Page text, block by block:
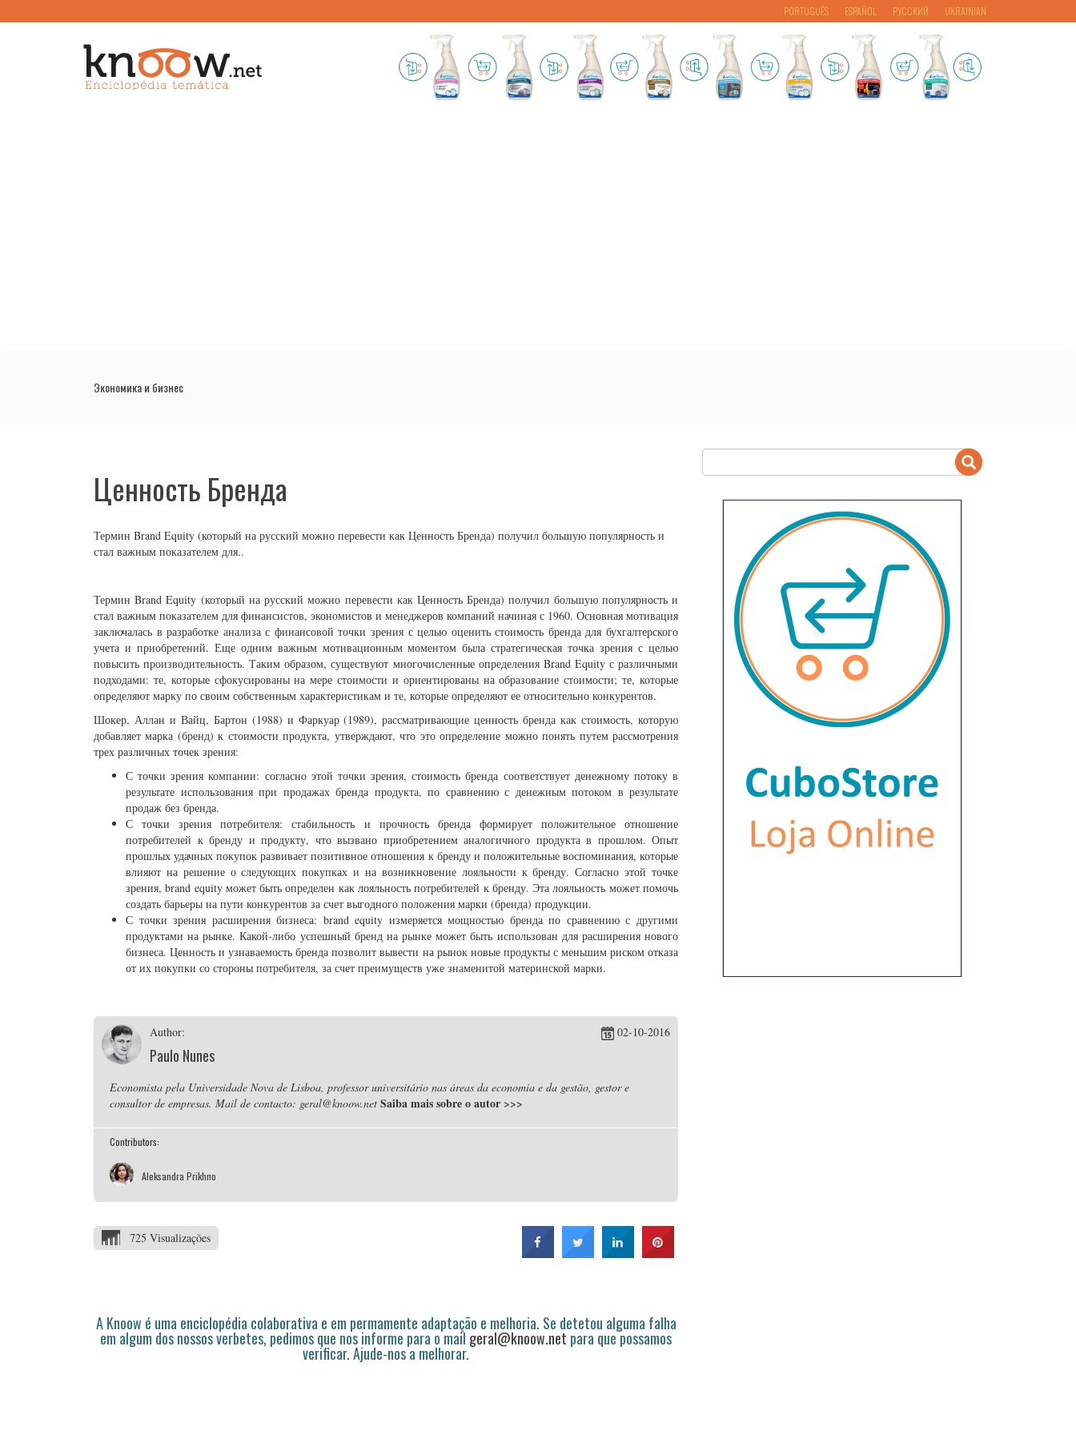
PORTUGUÊS ESPAÑOL РУССКИЙ UKRAINIAN
Экономика и бизнес
Ценность Бренда
Термин Brand Equity (который на русский можно перевести как Ценность Бренда) получил большую популярность и
стал важным показателем для..
Термин Brand Equity (который на русский можно перевести как Ценность Бренда) получил большую популярность и
стал важным показателем для финансистов, экономистов и менеджеров компаний начиная с 1960. Основная мотивация
заключалась в разработке анализа с финансовой точки зрения с целью оценить стоимость бренда для бухгалтерского
учета и приобретений. Еще одним важным мотивационным моментом была стратегическая точка зрения с целью
повысить производительность. Таким образом, существуют многочисленные определения Brand Equity с различными
подходами: те, которые сфокусированы на мере стоимости и ориентированы на образование стоимости; те, которые
определяют марку по своим собственным характеристикам и те, которые определяют ее относительно конкурентов.
Шокер, Аллан и Вайц, Бартон (1988) и Фаркуар (1989), рассматривающие ценность бренда как стоимость, которую
добавляет марка (бренд) к стоимости продукта, утверждают, что это определение можно понять путем рассмотрения
трех различных точек зрения:
С точки зрения компании: согласно этой точки зрения, стоимость бренда соответствует денежному потоку в
результате использования при продажах бренда продукта, по сравнению с денежным потоком в результате
продаж без бренда.
С точки зрения потребителя: стабильность и прочность бренда формирует положительное отношение
потребителей к бренду и продукту, что вызвано приобретением аналогичного продукта в прошлом. Опыт
прошлых удачных покупок развивает позитивное отношения к бренду и положительные воспоминания, которые
влияют на решение о следующих покупках и на возникновение лояльности к бренду. Согласно этой точке
зрения, brand equity может быть определен как лояльность потребителей к бренду. Эта лояльность может помочь
создать барьеры на пути конкурентов за счет выгодного положения марки (бренда) продукции.
С точки зрения расширения бизнеса: brand equity измеряется мощностью бренда по сравнению с другими
продуктами на рынке. Какой-либо успешный бренд на рынке может быть использован для расширения нового
бизнеса. Ценность и узнаваемость бренда позволит вывести на рынок новые продукты с меньшим риском отказа
от их покупки со стороны потребителя, за счет преимуществ уже знаменитой материнской марки.
Author:
Paulo Nunes
02-10-2016
Economista pela Universidade Nova de Lisboa, professor universitário nas áreas da economia e da gestão, gestor e
consultor de empresas. Mail de contacto: geral@knoow.net Saiba mais sobre o autor >>>
Contributors:
Aleksandra Prikhno
725 Visualizações
A Knoow é uma enciclopédia colaborativa e em permamente adaptação e melhoria. Se detetou alguma falha
em algum dos nossos verbetes, pedimos que nos informe para o mail geral@knoow.net para que possamos
verificar. Ajude-nos a melhorar.